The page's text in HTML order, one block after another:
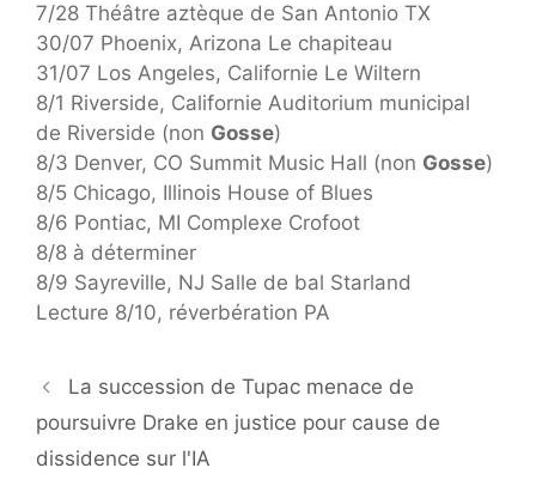
7/28 Théâtre aztèque de San Antonio TX
30/07 Phoenix, Arizona Le chapiteau
31/07 Los Angeles, Californie Le Wiltern
8/1 Riverside, Californie Auditorium municipal
de Riverside (non Gosse)
8/3 Denver, CO Summit Music Hall (non Gosse)
8/5 Chicago, Illinois House of Blues
8/6 Pontiac, MI Complexe Crofoot
8/8 à déterminer
8/9 Sayreville, NJ Salle de bal Starland
Lecture 8/10, réverbération PA
La succession de Tupac menace de
poursuivre Drake en justice pour cause de
dissidence sur l'IA